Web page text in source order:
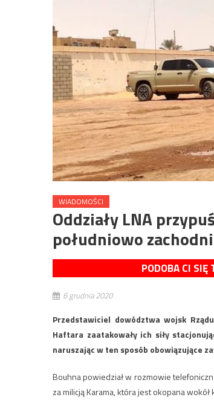
WIADOMOŚCI
Oddziały LNA
południowo
PODOBA CI SIĘ
6 grudnia 2020
Przedstawiciel dowództwa wojsk
Haftara zaatakowały ich siły
naruszając w ten sposób obowiązujące
Bouhna powiedział w rozmowie
za milicją Karama, która jest okopana